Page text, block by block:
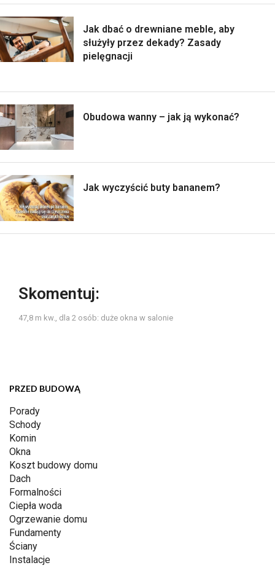
Jak dbać o drewniane meble, aby
służyły przez dekady? Zasady
pielęgnacji
Obudowa wanny – jak ją wykonać?
Jak wyczyścić buty bananem?
Skomentuj:
47,8 m kw., dla 2 osób: duże okna w salonie
PRZED BUDOWĄ
Porady
Schody
Komin
Okna
Koszt budowy domu
Dach
Formalności
Ciepła woda
Ogrzewanie domu
Fundamenty
Ściany
Instalacje